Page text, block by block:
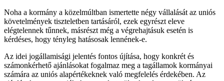
Noha a kormány a közelmúltban ismertette négy vállalását az uniós
követelmények tiszteletben tartásáról, ezek egyrészt eleve
elégtelennek tűnnek, másrészt még a végrehajtásuk esetén is
kérdéses, hogy tényleg hatásosak lennének-e.
Az idei jogállamisági jelentés fontos újítása, hogy konkrét és
számonkérhető ajánlásokat fogalmaz meg a tagállamok kormányai
számára az uniós alapértékeknek való megfelelés érdekében. Az